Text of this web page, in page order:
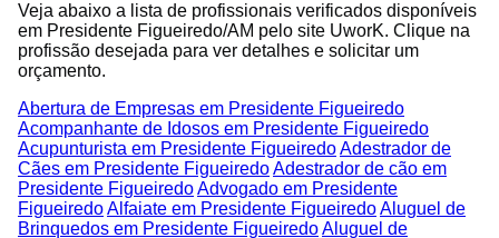
Veja abaixo a lista de profissionais verificados disponíveis
em Presidente Figueiredo/AM pelo site UworK. Clique na
profissão desejada para ver detalhes e solicitar um
orçamento.
Abertura de Empresas em Presidente Figueiredo
Acompanhante de Idosos em Presidente Figueiredo
Acupunturista em Presidente FigueiredoAdestrador de
Cães em Presidente FigueiredoAdestrador de cão em
Presidente FigueiredoAdvogado em Presidente
FigueiredoAlfaiate em Presidente FigueiredoAluguel de
Brinquedos em Presidente FigueiredoAluguel de